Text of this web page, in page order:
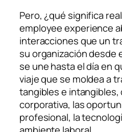
Pero, ¿qué significa
employee experience
interacciones que un
su organización desde
se une hasta el día en
viaje que se moldea a
tangibles e intangibles,
corporativa, las
profesional, la